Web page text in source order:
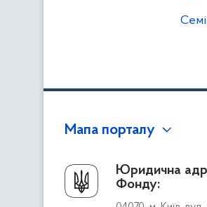
Мапа порталу
Про Фонд
Керівництво
Юридична
Фонду: